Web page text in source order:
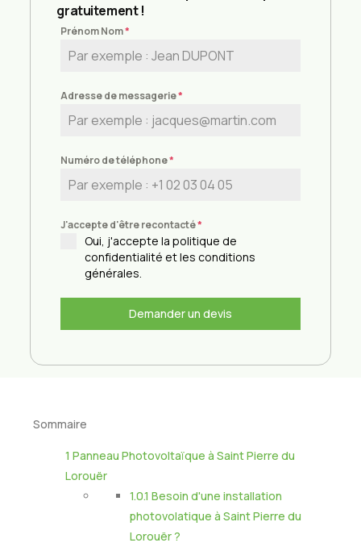
gratuitement !
Prénom Nom*
Adresse de messagerie*
Numéro de téléphone*
J'accepte d'être recontacté*
Oui, j'accepte la politique de
confidentialité et les conditions
générales.
Demander un devis
Sommaire
1 Panneau Photovoltaïque à Saint Pierre du
Lorouër
1.0.1 Besoin d'une installation
photovolatique à Saint Pierre du
Lorouër ?